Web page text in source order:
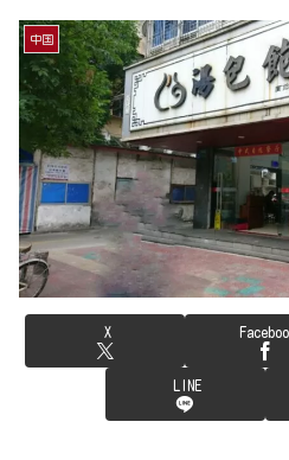
中国
X
LINE